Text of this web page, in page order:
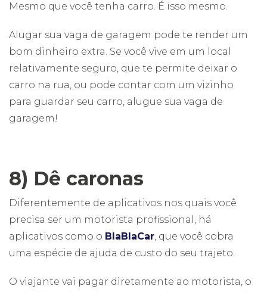
Mesmo que você tenha carro. É isso mesmo.
Alugar sua vaga de garagem pode te render um
bom dinheiro extra. Se você vive em um local
relativamente seguro, que te permite deixar o
carro na rua, ou pode contar com um vizinho
para guardar seu carro, alugue sua vaga de
garagem!
8) Dê caronas
Diferentemente de aplicativos nos quais você
precisa ser um motorista profissional, há
aplicativos como o BlaBlaCar, que você cobra
uma espécie de ajuda de custo do seu trajeto.
O viajante vai pagar diretamente ao motorista, o